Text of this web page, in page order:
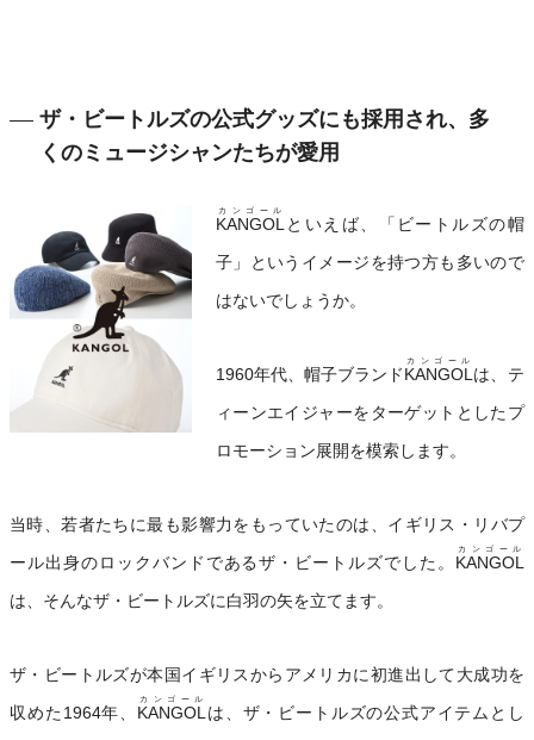
ザ・ビートルズの公式グッズにも採用され、多
くのミュージシャンたちが愛用
KANGOL
カンゴール
といえば、「ビートルズの帽
子」というイメージを持つ方も多いので
はないでしょうか。
1960年代、帽子ブランドKANGOL
カンゴール
は、テ
ィーンエイジャーをターゲットとしたプ
ロモーション展開を模索します。
当時、若者たちに最も影響力をもっていたのは、イギリス・リバプ
ール出身のロックバンドであるザ・ビートルズでした。 KANGOL
カンゴール
は、そんなザ・ビートルズに白羽の矢を立てます。
ザ・ビートルズが本国イギリスからアメリカに初進出して大成功を
収めた1964年、 KANGOL
カンゴール
は、ザ・ビートルズの公式アイテムとし